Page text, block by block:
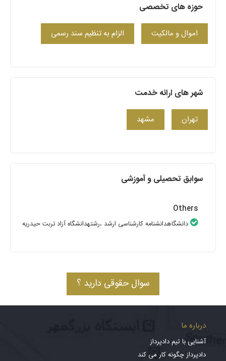
حوزه های تخصصی
اموال و مالکیت الزام به تنظیم سند رسمی
شهر های ارائه خدمت
تهران مشهد
سوابق تحصیلی و آموزشی
Others
دانشگاهدانشنامه کارشناسی ارشد ،رشتهدانشگاه آزاد تربت حیدریه
سوال حقوقی دارید ؟
درباره ما
آشنایی با تیم دادپرداز
دادپرداز چگونه کار می کند